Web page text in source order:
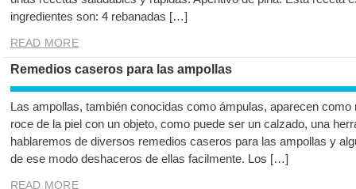
ingredientes son: 4 rebanadas […]
READ MORE
Remedios caseros para las ampollas
Las ampollas, también conocidas como ámpulas, aparecen
roce de la piel con un objeto, como puede ser un calzado, una
hablaremos de diversos remedios caseros para las ampollas y
de ese modo deshaceros de ellas facilmente. Los […]
READ MORE